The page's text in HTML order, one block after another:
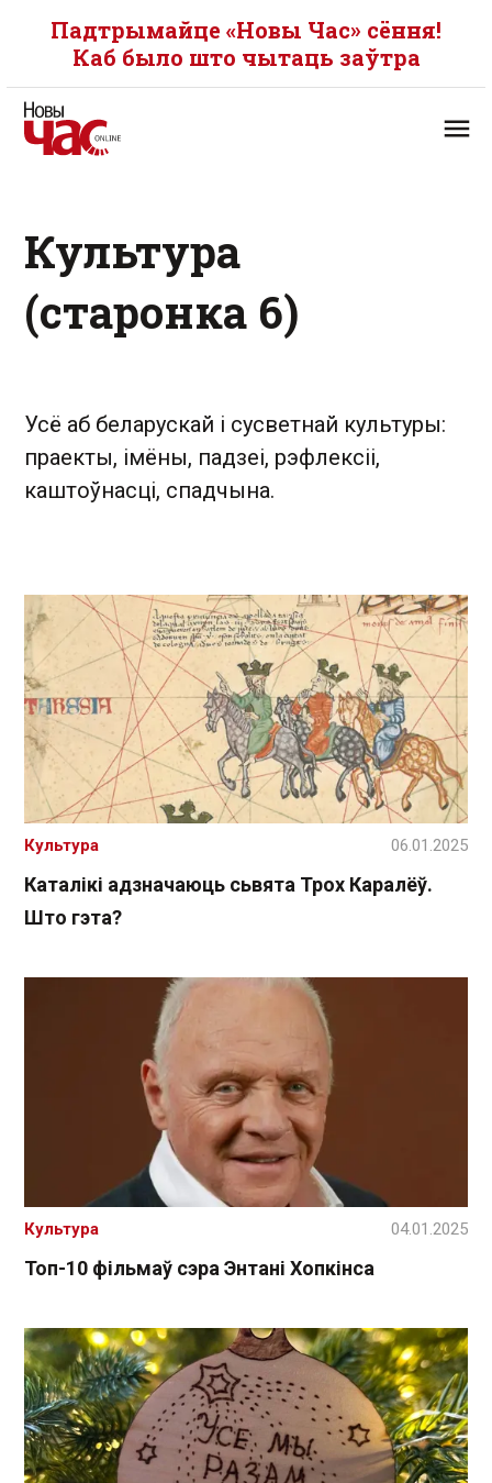
Падтрымайце «Новы Час» сёння!
Каб было што чытаць заўтра
Культура
(старонка 6)
Усё аб беларускай і сусветнай культуры:
праекты, імёны, падзеі, рэфлексіі,
каштоўнасці, спадчына.
Каталікі адзначаюць сьвята Трох Каралёў.
Што гэта?
Культура 06.01.2025
Топ-10 фільмаў сэра Энтані Хопкінса
Культура 04.01.2025